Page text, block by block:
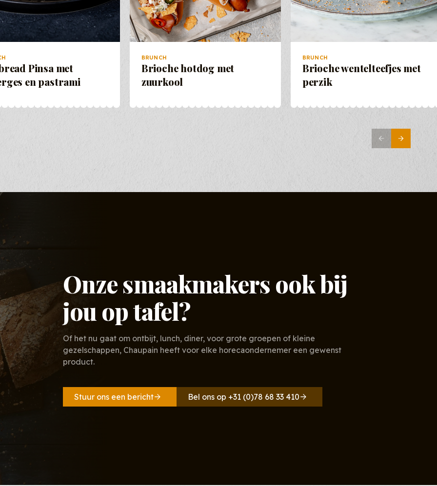
Pinsa met
en pastrami
BRUNCH
Brioche hotdog met
zuurkool
BRUNCH
Brioche wentelteefjes met
perzik
Onze smaakmakers ook bij
jou op tafel?
Of het nu gaat om ontbijt, lunch, diner, voor grote groepen of kleine
gezelschappen, Chaupain heeft voor elke horecaondernemer een gewenst
product.
Stuur ons een bericht Bel ons op +31 (0)78 68 33 410